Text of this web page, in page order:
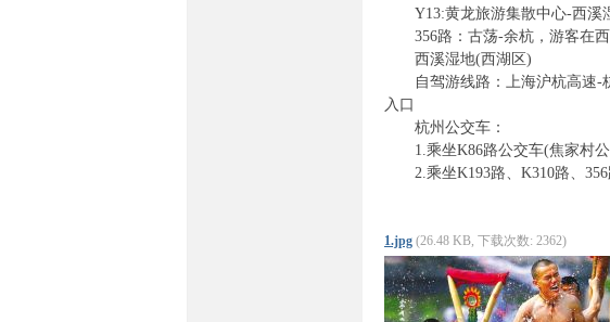
Y13:黄龙旅游集散中心-西溪湿
356路：古荡-余杭，游客在西
西溪湿地(西湖区)
自驾游线路：上海沪杭高速-杭
入口
杭州公交车：
1.乘坐K86路公交车(焦家村公
2.乘坐K193路、K310路、356
1.jpg (26.48 KB, 下载次数: 2362)